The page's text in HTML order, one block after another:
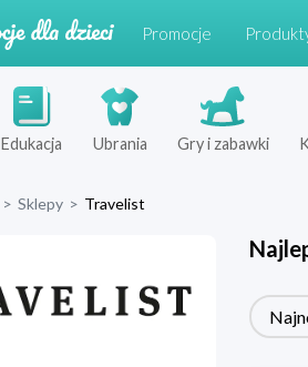
Promocje
Edukacja Ubrania Gry i zabawki
> Sklepy > Travelist